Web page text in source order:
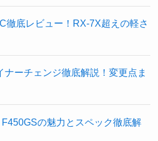
徹底レビュー！RX-7X超えの軽さ
ナーチェンジ徹底解説！変更点ま
の魅力とスペック徹底解